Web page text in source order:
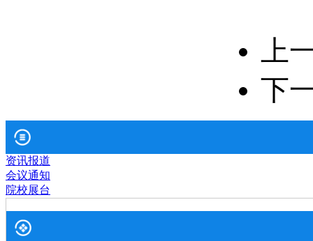
上
下
资讯报道
会议通知
院校展台